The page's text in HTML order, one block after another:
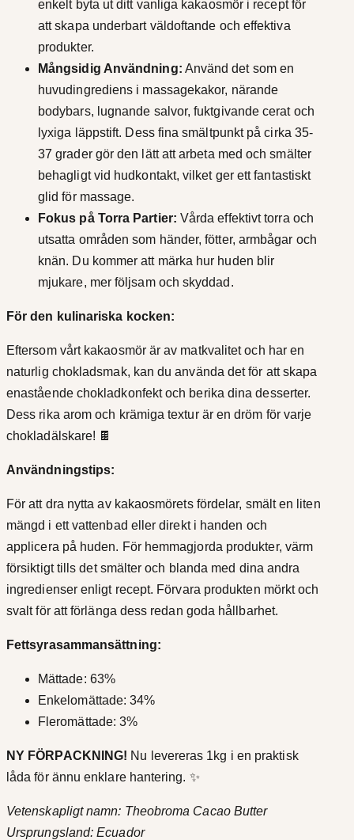
enkelt byta ut ditt vanliga kakaosmör i recept för
att skapa underbart väldoftande och effektiva
produkter.
Mångsidig Användning: Använd det som en
huvudingrediens i massagekakor, närande
bodybars, lugnande salvor, fuktgivande cerat och
lyxiga läppstift. Dess fina smältpunkt på cirka 35-
37 grader gör den lätt att arbeta med och smälter
behagligt vid hudkontakt, vilket ger ett fantastiskt
glid för massage.
Fokus på Torra Partier: Vårda effektivt torra och
utsatta områden som händer, fötter, armbågar och
knän. Du kommer att märka hur huden blir
mjukare, mer följsam och skyddad.
För den kulinariska kocken:
Eftersom vårt kakaosmör är av matkvalitet och har en
naturlig chokladsmak, kan du använda det för att skapa
enastående chokladkonfekt och berika dina desserter.
Dess rika arom och krämiga textur är en dröm för varje
chokladälskare! 🍫
Användningstips:
För att dra nytta av kakaosmörets fördelar, smält en liten
mängd i ett vattenbad eller direkt i handen och
applicera på huden. För hemmagjorda produkter, värm
försiktigt tills det smälter och blanda med dina andra
ingredienser enligt recept. Förvara produkten mörkt och
svalt för att förlänga dess redan goda hållbarhet.
Fettsyrasammansättning:
Mättade: 63%
Enkelomättade: 34%
Fleromättade: 3%
NY FÖRPACKNING! Nu levereras 1kg i en praktisk
låda för ännu enklare hantering. ✨
Vetenskapligt namn: Theobroma Cacao Butter
Ursprungsland: Ecuador